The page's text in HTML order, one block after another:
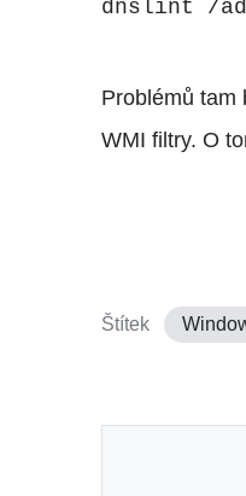
dnslint /ad
Problémů tam
WMI filtry. O
Štítek